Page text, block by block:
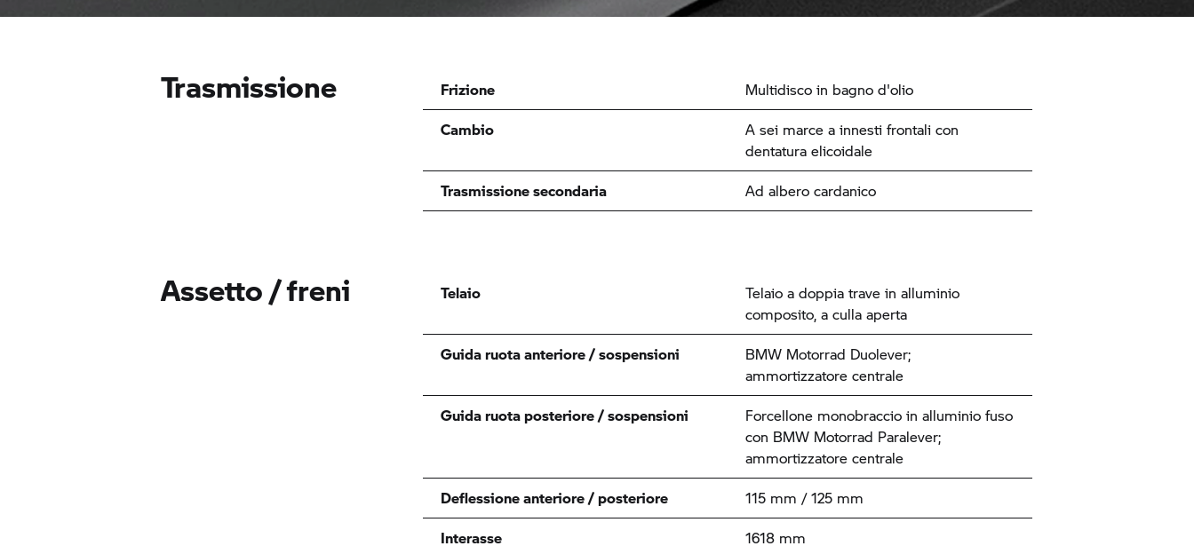
Trasmissione Frizione
Multidisco in bagno d'olio
Cambio
A sei marce a innesti frontali con
dentatura elicoidale
Trasmissione secondaria
Ad albero cardanico
Assetto / freni Telaio
Telaio a doppia trave in alluminio
composito, a culla aperta
Guida ruota anteriore / sospensioni
BMW Motorrad Duolever;
ammortizzatore centrale
Guida ruota posteriore / sospensioni
Forcellone monobraccio in alluminio fuso
con BMW Motorrad Paralever;
ammortizzatore centrale
Deflessione anteriore / posteriore
115 mm / 125 mm
Interasse
1618 mm